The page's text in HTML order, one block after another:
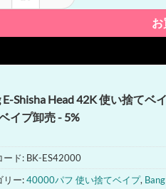
E-Shisha Head 42K 使い捨てベ
イプ卸売 - 5%
ード: BK-ES42000
リー:40000パフ 使い捨てベイプ, Bang